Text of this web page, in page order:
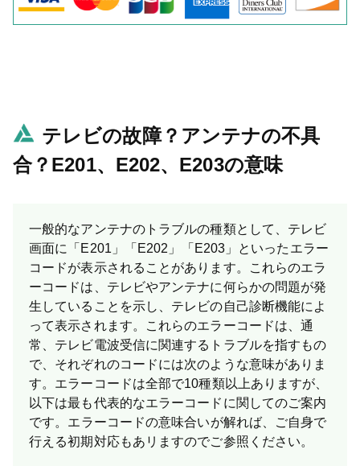
テレビの故障？アンテナの不具
合？E201、E202、E203の意味
一般的なアンテナのトラブルの種類として、テレビ
画面に「E201」「E202」「E203」といったエラー
コードが表示されることがあります。これらのエラ
ーコードは、テレビやアンテナに何らかの問題が発
生していることを示し、テレビの自己診断機能によ
って表示されます。これらのエラーコードは、通
常、テレビ電波受信に関連するトラブルを指すもの
で、それぞれのコードには次のような意味がありま
す。エラーコードは全部で10種類以上ありますが、
以下は最も代表的なエラーコードに関してのご案内
です。 エラーコードの意味合いが解れば、ご自身で
行える初期対応もあリますのでご参照ください。